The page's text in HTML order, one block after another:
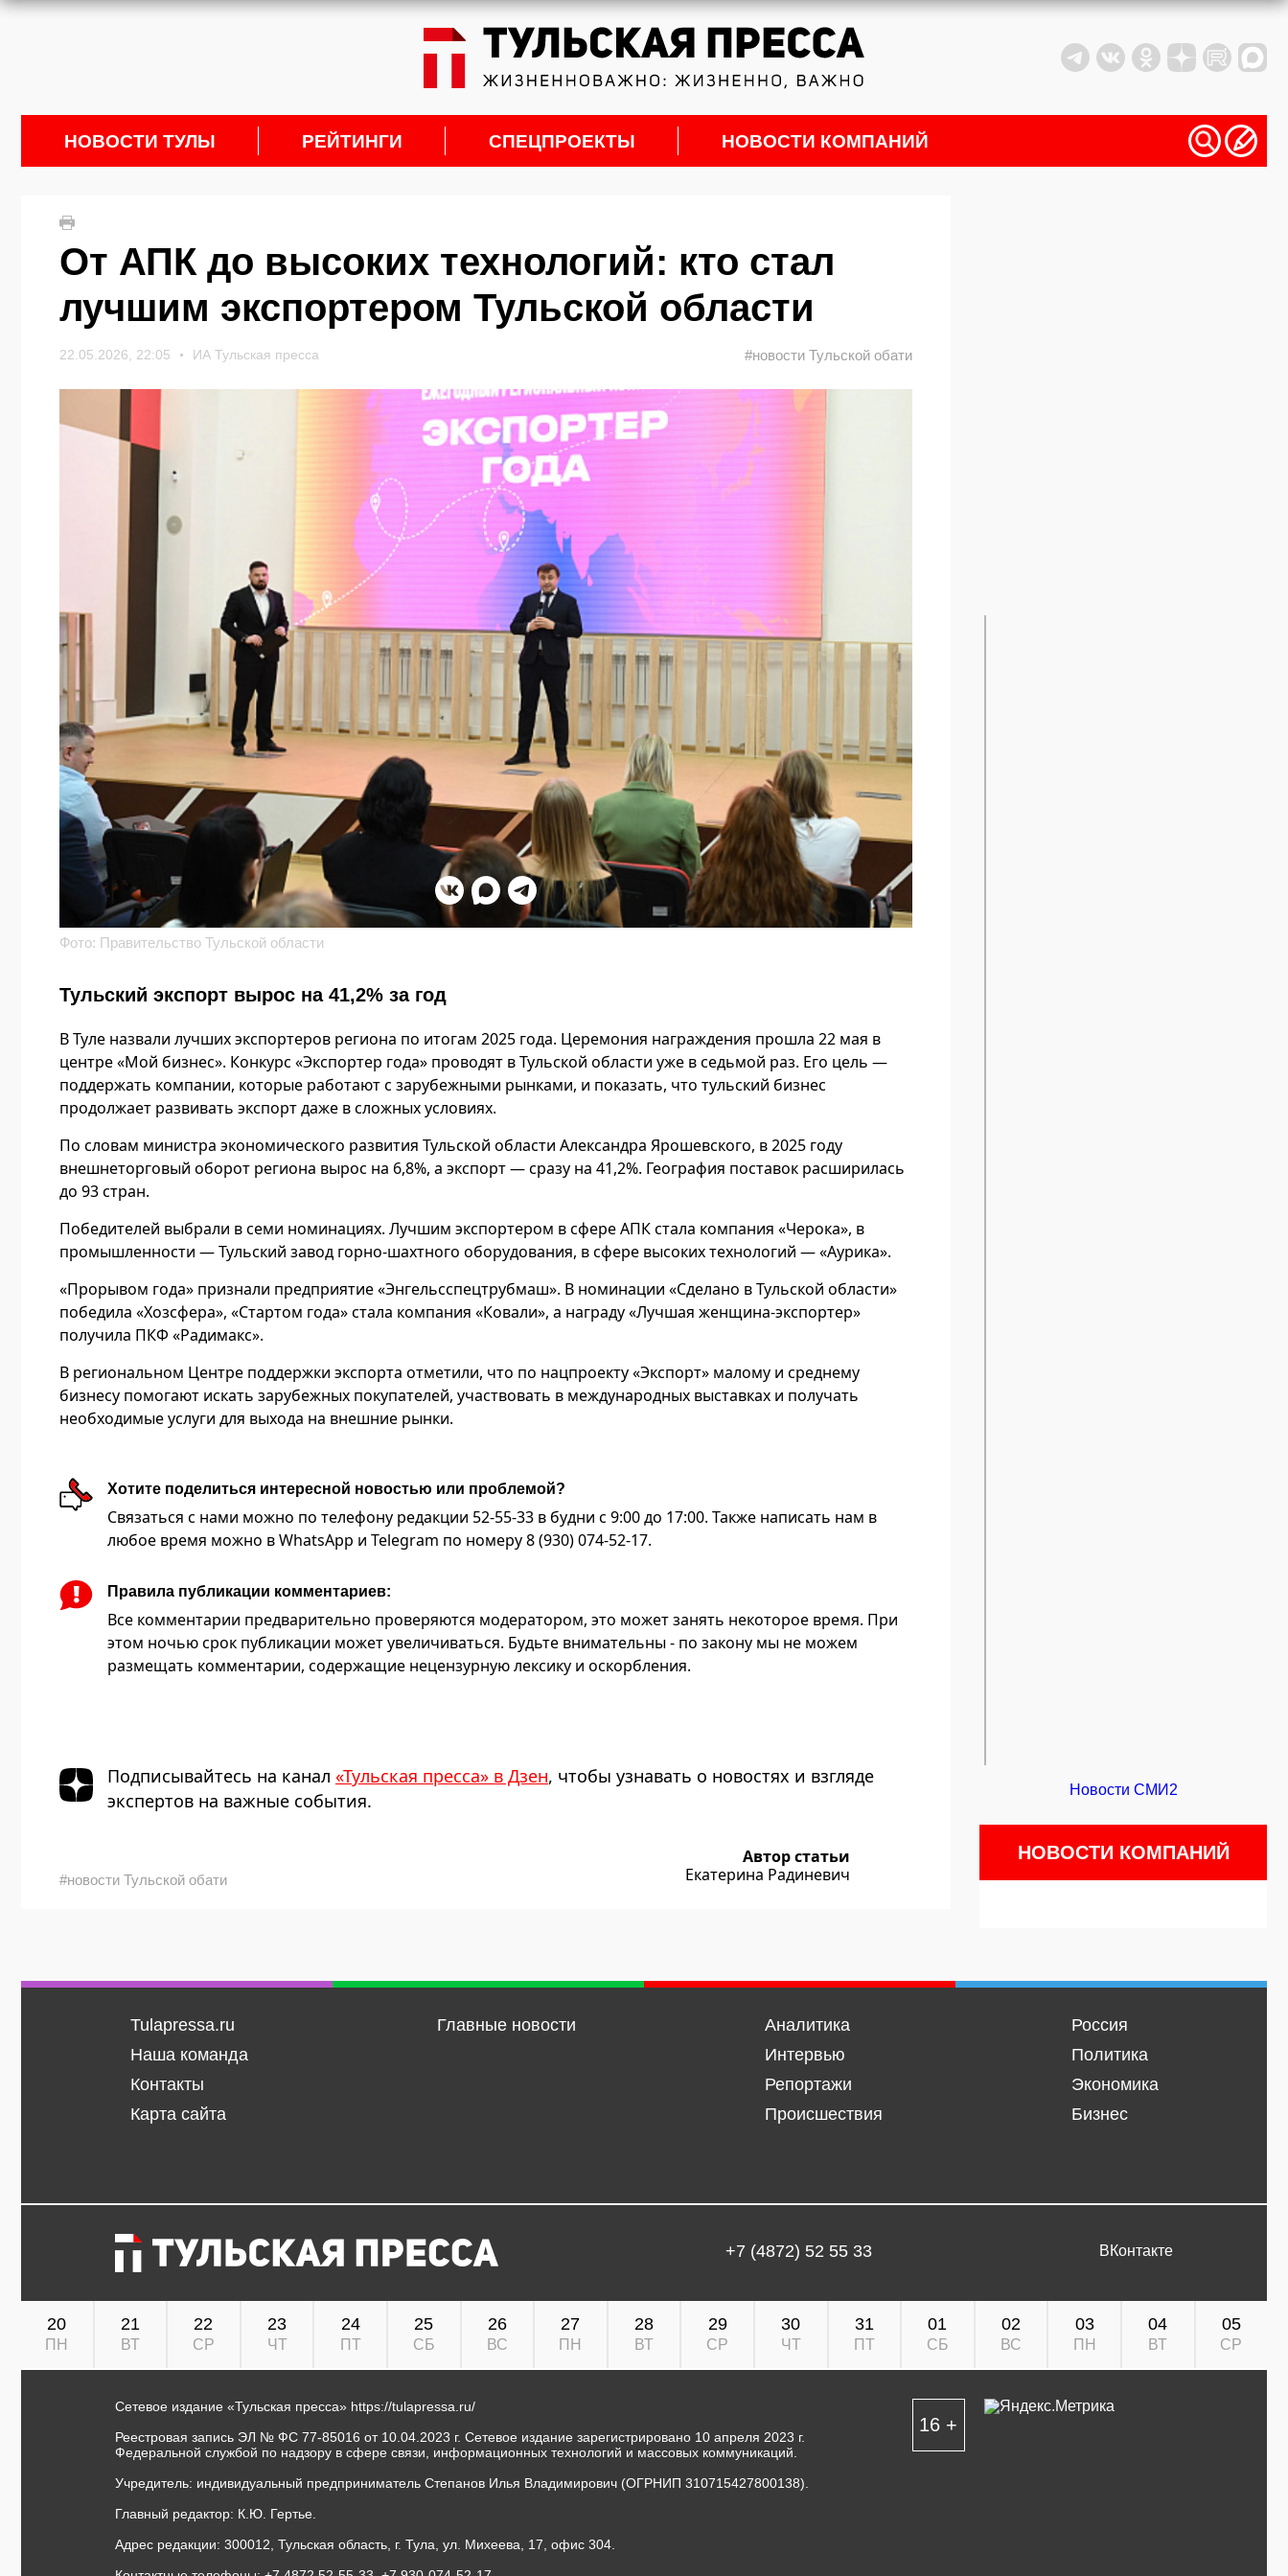
НОВОСТИ ТУЛЫ РЕЙТИНГИ СПЕЦПРОЕКТЫ НОВОСТИ КОМПАНИЙ
От АПК до высоких технологий: кто стал
лучшим экспортером Тульской области
22.05.2026, 22:05 ИА Тульская пресса #новости Тульской обати
Фото: Правительство Тульской области
Тульский экспорт вырос на 41,2% за год
В Туле назвали лучших экспортеров региона по итогам 2025 года. Церемония награждения прошла 22 мая в
центре «Мой бизнес». Конкурс «Экспортер года» проводят в Тульской области уже в седьмой раз. Его цель —
поддержать компании, которые работают с зарубежными рынками, и показать, что тульский бизнес
продолжает развивать экспорт даже в сложных условиях.
По словам министра экономического развития Тульской области Александра Ярошевского, в 2025 году
внешнеторговый оборот региона вырос на 6,8%, а экспорт — сразу на 41,2%. География поставок расширилась
до 93 стран.
Победителей выбрали в семи номинациях. Лучшим экспортером в сфере АПК стала компания «Черока», в
промышленности — Тульский завод горно-шахтного оборудования, в сфере высоких технологий — «Аурика».
«Прорывом года» признали предприятие «Энгельсспецтрубмаш». В номинации «Сделано в Тульской области»
победила «Хозсфера», «Стартом года» стала компания «Ковали», а награду «Лучшая женщина-экспортер»
получила ПКФ «Радимакс».
В региональном Центре поддержки экспорта отметили, что по нацпроекту «Экспорт» малому и среднему
бизнесу помогают искать зарубежных покупателей, участвовать в международных выставках и получать
необходимые услуги для выхода на внешние рынки.
Хотите поделиться интересной новостью или проблемой?
Связаться с нами можно по телефону редакции 52-55-33 в будни с 9:00 до 17:00. Также написать нам в
любое время можно в WhatsApp и Telegram по номеру 8 (930) 074-52-17.
Правила публикации комментариев:
Все комментарии предварительно проверяются модератором, это может занять некоторое время. При
этом ночью срок публикации может увеличиваться. Будьте внимательны - по закону мы не можем
размещать комментарии, содержащие нецензурную лексику и оскорбления.
Подписывайтесь на канал «Тульская пресса» в Дзен, чтобы узнавать о новостях и взгляде
экспертов на важные события.
#новости Тульской обати
Автор статьи
Екатерина Радиневич
Новости СМИ2
НОВОСТИ КОМПАНИЙ
Tulapressa.ru
Наша команда
Контакты
Карта сайта
Главные новости
Аналитика
Интервью
Репортажи
Происшествия
Россия
Политика
Экономика
Бизнес
+7 (4872) 52 55 33 ВКонтакте
20
ПН
21
ВТ
22
СР
23
ЧТ
24
ПТ
25
СБ
26
ВС
27
ПН
28
ВТ
29
СР
30
ЧТ
31
ПТ
01
СБ
02
ВС
03
ПН
04
ВТ
05
СР
Сетевое издание «Тульская пресса» https://tulapressa.ru/
Реестровая запись ЭЛ № ФС 77-85016 от 10.04.2023 г. Сетевое издание зарегистрировано 10 апреля 2023 г.
Федеральной службой по надзору в сфере связи, информационных технологий и массовых коммуникаций.
Учредитель: индивидуальный предприниматель Степанов Илья Владимирович (ОГРНИП 310715427800138).
Главный редактор: К.Ю. Гертье.
Адрес редакции: 300012, Тульская область, г. Тула, ул. Михеева, 17, офис 304.
16 +